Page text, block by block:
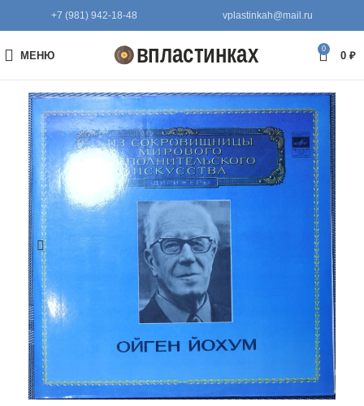
+7 (981) 942-18-48 vplastinkah@mail.ru
МЕНЮ
0
0 ₽